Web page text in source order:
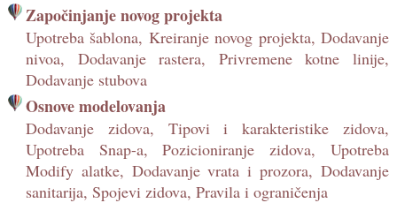
Započinjanje novog projekta
Upotreba šablona, Kreiranje novog projekta, Dodavanje
nivoa, Dodavanje rastera, Privremene kotne linije,
Dodavanje stubova
Osnove modelovanja
Dodavanje zidova, Tipovi i karakteristike zidova,
Upotreba Snap-a, Pozicioniranje zidova, Upotreba
Modify alatke, Dodavanje vrata i prozora, Dodavanje
sanitarija, Spojevi zidova, Pravila i ograničenja